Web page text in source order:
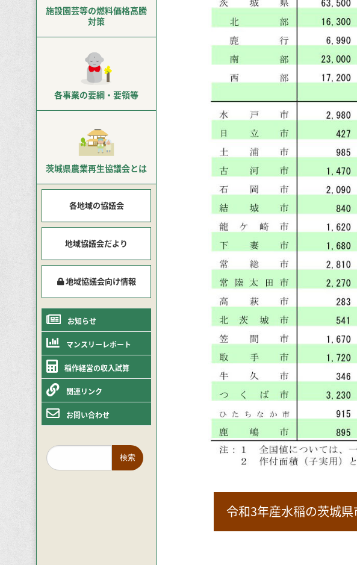
施設園芸等の燃料価格高騰
対策
各事業の要綱・要領等
茨城県農業再生協議会とは
各地域の協議会
地域協議会だより
地域協議会向け情報
お知らせ
マンスリーレポート
稲作経営の収入試算
関連リンク
お問い合わせ
令和3年産水稲の茨城